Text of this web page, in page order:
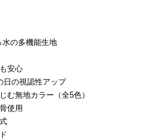
の多機能生地
安心
日の視認性アップ
む無地カラー（全5色）
使用